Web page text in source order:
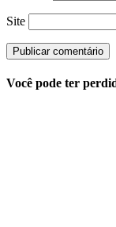
Site
Você pode ter